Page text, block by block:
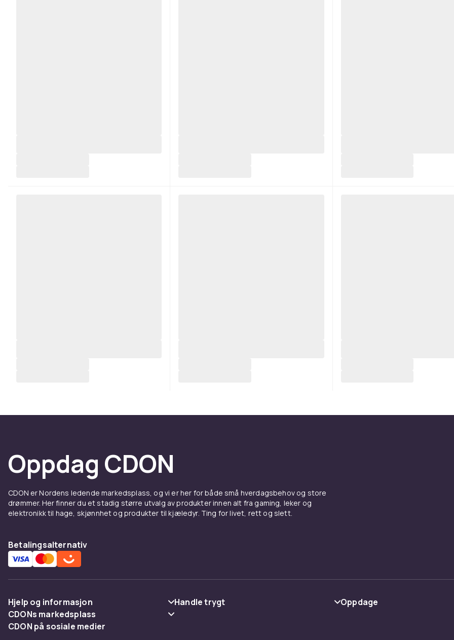
Oppdag CDON
CDON er Nordens ledende markedsplass, og vi er her for både små hverdagsbehov og store
drømmer. Her finner du et stadig større utvalg av produkter innen alt fra gaming, leker og
elektronikk til hage, skjønnhet og produkter til kjæledyr. Ting for livet, rett og slett.
Betalingsalternativ
Hjelp og informasjon
Vanlige spørsmål
Handle trygt
Oppdage
CDONs markedsplass
Merchant Help Center
CDON på sosiale medier